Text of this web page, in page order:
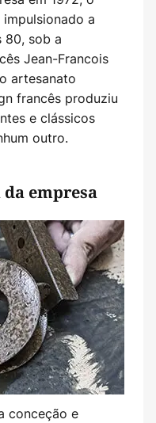
a
80, sob a
Jean-Francois
artesanato
francês produziu
e clássicos
outro.
empresa
conceção e